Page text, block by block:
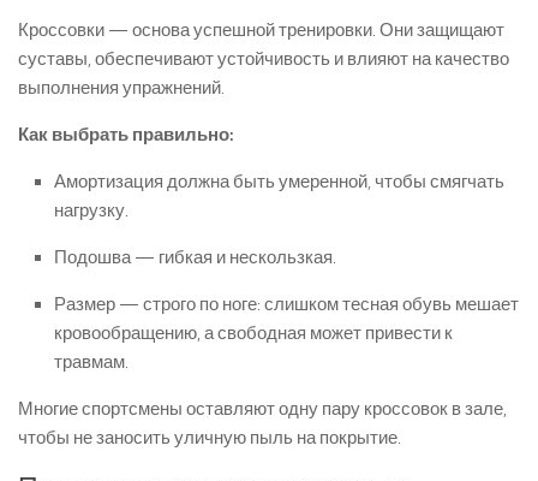
Кроссовки — основа успешной тренировки. Они защищают
суставы, обеспечивают устойчивость и влияют на качество
выполнения упражнений.
Как выбрать правильно:
Амортизация должна быть умеренной, чтобы смягчать
нагрузку.
Подошва — гибкая и нескользкая.
Размер — строго по ноге: слишком тесная обувь мешает
кровообращению, а свободная может привести к
травмам.
Многие спортсмены оставляют одну пару кроссовок в зале,
чтобы не заносить уличную пыль на покрытие.